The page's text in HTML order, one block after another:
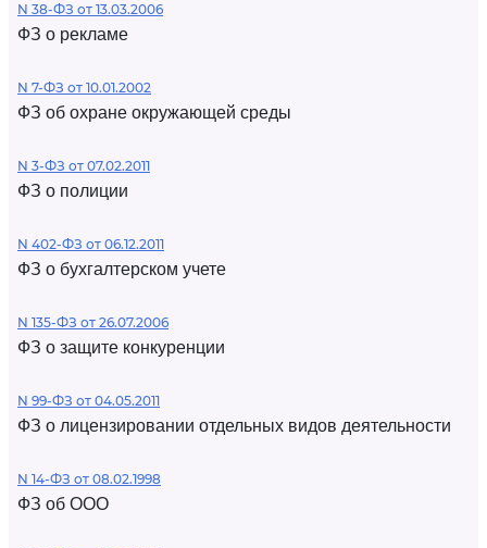
N 38-ФЗ от 13.03.2006
ФЗ о рекламе
N 7-ФЗ от 10.01.2002
ФЗ об охране окружающей среды
N 3-ФЗ от 07.02.2011
ФЗ о полиции
N 402-ФЗ от 06.12.2011
ФЗ о бухгалтерском учете
N 135-ФЗ от 26.07.2006
ФЗ о защите конкуренции
N 99-ФЗ от 04.05.2011
ФЗ о лицензировании отдельных видов деятельности
N 14-ФЗ от 08.02.1998
ФЗ об ООО